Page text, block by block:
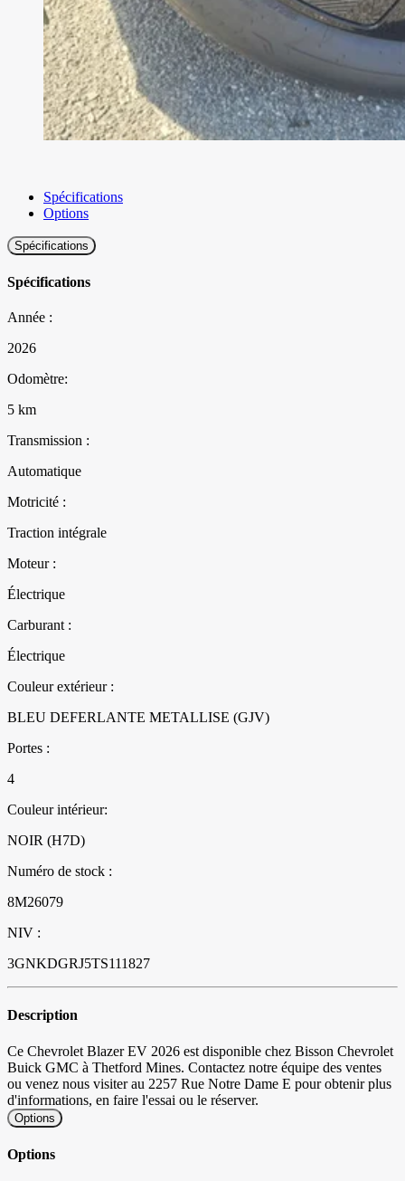
Spécifications
Options
Spécifications
Spécifications
Année :
2026
Odomètre:
5 km
Transmission :
Automatique
Motricité :
Traction intégrale
Moteur :
Électrique
Carburant :
Électrique
Couleur extérieur :
BLEU DEFERLANTE METALLISE (GJV)
Portes :
4
Couleur intérieur:
NOIR (H7D)
Numéro de stock :
8M26079
NIV :
3GNKDGRJ5TS111827
Description
Ce Chevrolet Blazer EV 2026 est disponible chez Bisson Chevrolet
Buick GMC à Thetford Mines. Contactez notre équipe des ventes
ou venez nous visiter au 2257 Rue Notre Dame E pour obtenir plus
d'informations, en faire l'essai ou le réserver.
Options
Options